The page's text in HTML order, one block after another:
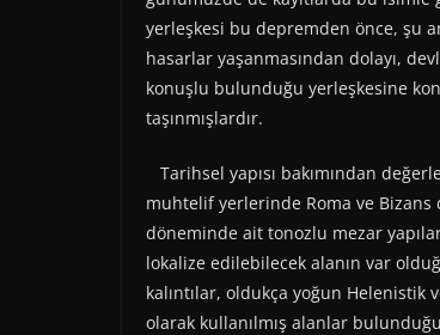
yerleşkesi bu depremden önce, şu
hasarlar yaşanmasından dolayı,
konuşlu bulunduğu yerleşkesine
taşınmışlardır.
Tarihsel yapısı bakımından
muhtelif yerlerinde Roma ve
döneminde ait tonozlu mezar
lokalize edilebilecek alanın var
kalıntılar, oldukça yoğun
olarak kullanılmış alanlar